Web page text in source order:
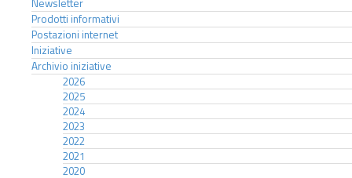
Prodotti informativi
Postazioni internet
Iniziative
Archivio iniziative
2026
2025
2024
2023
2022
2021
2020